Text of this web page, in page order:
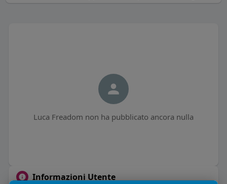
Luca Freadom non ha pubblicato ancora nulla
Informazioni Utente